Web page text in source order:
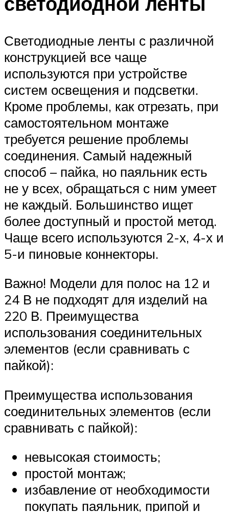
Светодиодные ленты с различной
конструкцией все чаще
используются при устройстве
систем освещения и подсветки.
Кроме проблемы, как отрезать, при
самостоятельном монтаже
требуется решение проблемы
соединения. Самый надежный
способ – пайка, но паяльник есть
не у всех, обращаться с ним умеет
не каждый. Большинство ищет
более доступный и простой метод.
Чаще всего используются 2-х, 4-х и
5-и пиновые коннекторы.
Важно! Модели для полос на 12 и
24 В не подходят для изделий на
220 В. Преимущества
использования соединительных
элементов (если сравнивать с
пайкой):
Преимущества использования
соединительных элементов (если
сравнивать с пайкой):
невысокая стоимость;
простой монтаж;
избавление от необходимости
покупать паяльник, припой и